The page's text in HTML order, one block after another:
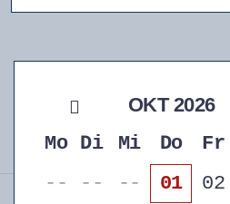
OKT 2026
Mo Di Mi Do Fr
--
-- -- 01 02